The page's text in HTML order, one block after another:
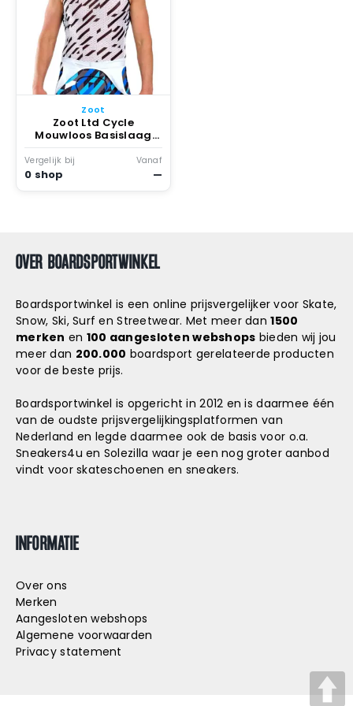
Zoot
Zoot Ltd Cycle
Mouwloos Basislaag
Unbreakable
Vergelijk bij
0 shop
Vanaf
—
OVER BOARDSPORTWINKEL
Boardsportwinkel is een online prijsvergelijker voor Skate,
Snow, Ski, Surf en Streetwear. Met meer dan1500
merken en 100 aangesloten webshops bieden wij jou
meer dan 200.000 boardsport gerelateerde producten
voor de beste prijs.
Boardsportwinkel is opgericht in 2012 en is daarmee één
van de oudste prijsvergelijkingsplatformen van
Nederland en legde daarmee ook de basis voor o.a.
Sneakers4u en Solezilla waar je een nog groter aanbod
vindt voor skateschoenen en sneakers.
INFORMATIE
Over ons
Merken
Aangesloten webshops
Algemene voorwaarden
Privacy statement